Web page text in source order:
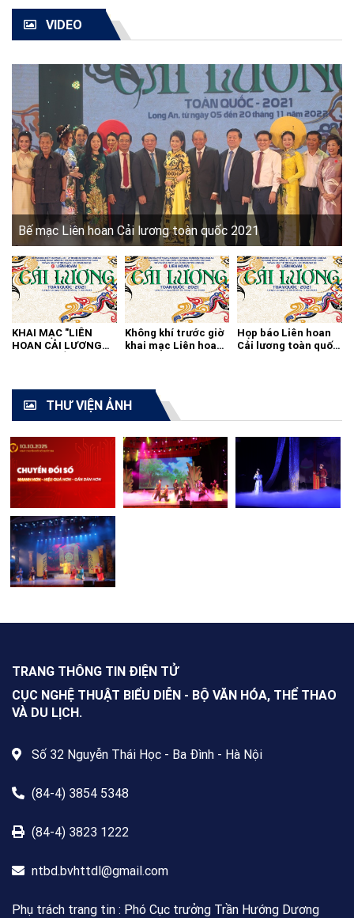
VIDEO
Bế mạc Liên hoan Cải lương toàn quốc 2021
KHAI MẠC "LIÊN
HOAN CẢI LƯƠNG
Không khí trước giờ
khai mạc Liên hoan
Họp báo Liên hoan
Cải lương toàn quốc
THƯ VIỆN ẢNH
TRANG THÔNG TIN ĐIỆN TỬ
CỤC NGHỆ THUẬT BIỂU DIỄN - BỘ VĂN HÓA, THỂ THAO
VÀ DU LỊCH.
Số 32 Nguyễn Thái Học - Ba Đình - Hà Nội
(84-4) 3854 5348
(84-4) 3823 1222
ntbd.bvhttdl@gmail.com
Phụ trách trang tin : Phó Cục trưởng Trần Hướng Dương